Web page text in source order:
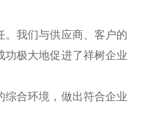
。我们与供应商、客户的
功极大地促进了祥树企业
综合环境，做出符合企业